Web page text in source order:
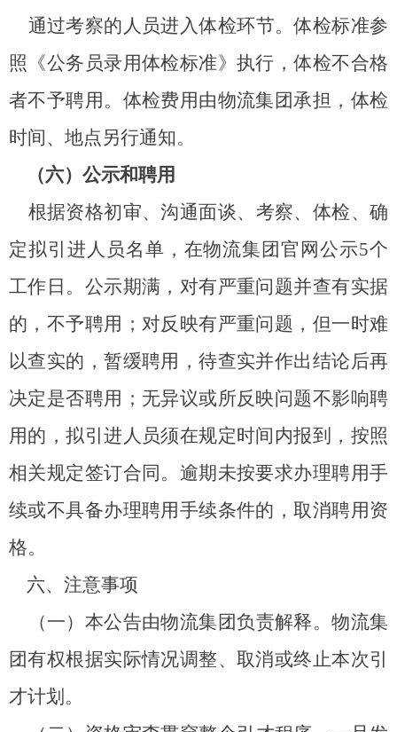
通过考察的人员进入体检环节。体检标准参
照《公务员录用体检标准》执行，体检不合格
者不予聘用。体检费用由物流集团承担，体检
时间、地点另行通知。
（六）公示和聘用
根据资格初审、沟通面谈、考察、体检、确
定拟引进人员名单，在物流集团官网公示5个
工作日。公示期满，对有严重问题并查有实据
的，不予聘用；对反映有严重问题，但一时难
以查实的，暂缓聘用，待查实并作出结论后再
决定是否聘用；无异议或所反映问题不影响聘
用的，拟引进人员须在规定时间内报到，按照
相关规定签订合同。逾期未按要求办理聘用手
续或不具备办理聘用手续条件的，取消聘用资
格。
六、注意事项
（一）本公告由物流集团负责解释。物流集
团有权根据实际情况调整、取消或终止本次引
才计划。